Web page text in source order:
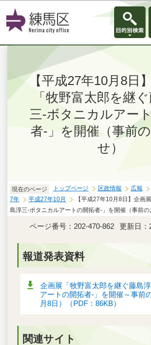
このページの本文へ移
【平成27年10月8日
「牧野富太郎を継
三-ボタニカルアー
者-」を開催（事前
せ）
現在のページ トップページ 区政情報 広報
7年
平成27年10月
【平成27年10月8日】企画
島淳三-ボタニカルアートの開拓者-」を開催（事前の
ページ番号：202-470-862 更新日：
報道発表資料
企画展「牧野富太郎を継ぐ藤島
アートの開拓者-」を開催～事前
月8日）（PDF：86KB）
関連サイト